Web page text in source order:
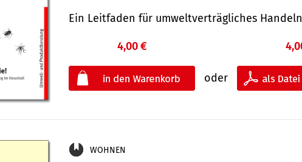
Ein Leitfaden für um­welt­ver­träg­liches Han­deln
4,00 €
oder
WOHNEN